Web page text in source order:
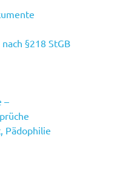
§218 StGB
–
Pädophilie